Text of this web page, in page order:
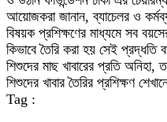
আয়োজকরা জানান, ব্যাচেলর ও
বিষয়ক প্রশিক্ষণের মাধ্যমে সব
কিভাবে তৈরি করা হয় সেই প্রদ্ধতি
শিশুদের মাছ খাবারের প্রতি অনিহা,
শিশুদের খাবার তৈরির প্রশিক্ষণ
Tag :